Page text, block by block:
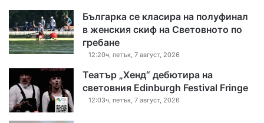
Българка се класира на полуфинал
в женския скиф на Световното по
гребане
12:20ч, петък, 7 август, 2026
Театър „Хенд“ дебютира на
световния Edinburgh Festival Fringe
12:03ч, петък, 7 август, 2026